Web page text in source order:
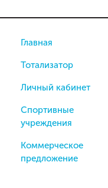
Главная
Тотализатор
Личный кабинет
Спортивные
учреждения
Коммерческое
предложение